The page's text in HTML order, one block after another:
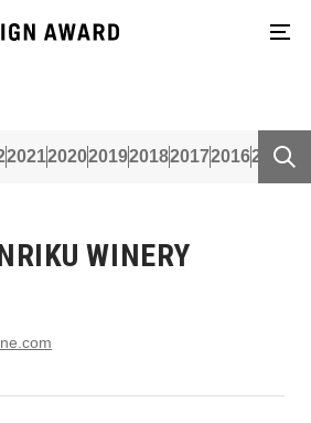
2021202020192018201720162015
WINERY